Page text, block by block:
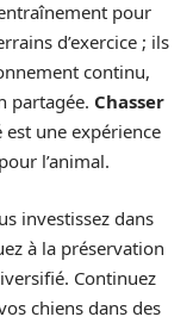
pour
d’exercice ; ils
continu,
partagée. Chasser
une expérience
l’animal.
investissez dans
à la préservation
Continuez
chiens dans des